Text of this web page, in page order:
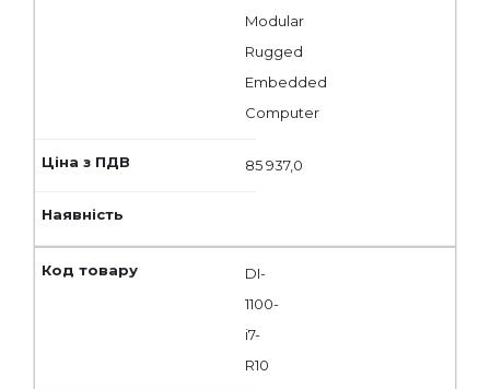
Modular
Rugged
Embedded
Computer
85 937,0
DI-
1100-
i7-
R10